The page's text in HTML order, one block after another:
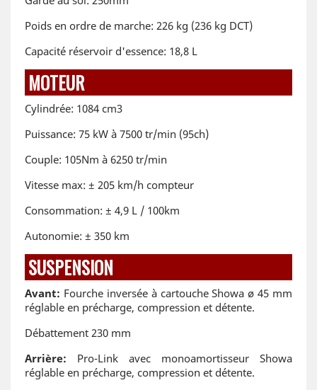
Poids en ordre de marche: 226 kg (236 kg DCT)
Capacité réservoir d'essence: 18,8 L
MOTEUR
Cylindrée: 1084 cm3
Puissance: 75 kW à 7500 tr/min (95ch)
Couple: 105Nm à 6250 tr/min
Vitesse max: ± 205 km/h compteur
Consommation: ± 4,9 L / 100km
Autonomie: ± 350 km
SUSPENSION
Avant: Fourche inversée à cartouche Showa ø 45 mm
réglable en précharge, compression et détente.
Débattement 230 mm
Arrière: Pro-Link avec monoamortisseur Showa
réglable en précharge, compression et détente.